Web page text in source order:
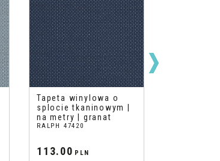
Tapeta winylowa o
splocie tkaninowym |
na metry | granat
RALPH 47420
113.00 PLN